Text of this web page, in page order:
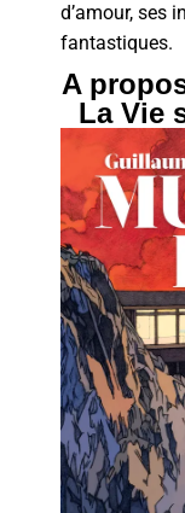
d’amour, ses
fantastiques.
A
La Vie